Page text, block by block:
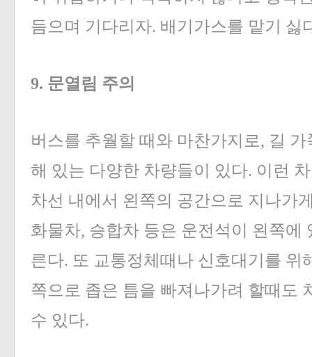
듬으며 기다리자. 배기가스를 맡기 싫
9. 문열림 주의
버스를 추월할 때와 마찬가지로, 길
해 있는 다양한 차량들이 있다. 이런
차선 내에서 왼쪽의 공간으로 지나가
화물차, 승합차 등은 운전석이 왼쪽에
른다. 또 교통정체때나 신호대기를 위
쪽으로 좁은 틈을 빠져나가려 할때도
수 있다.